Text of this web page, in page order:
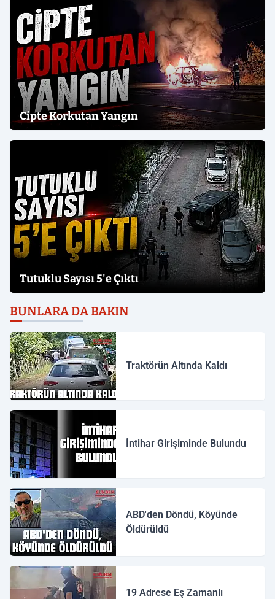
Cipte Korkutan Yangın
Tutuklu Sayısı 5'e Çıktı
BUNLARA DA BAKIN
Traktörün Altında Kaldı
İntihar Girişiminde Bulundu
ABD'den Döndü, Köyünde
Öldürüldü
19 Adrese Eş Zamanlı